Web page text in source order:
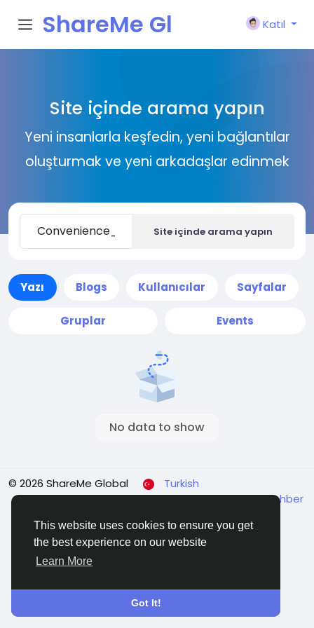
This website uses cookies to ensure you get
the best experience on our website
Learn More
Got It!
ShareMe Gl
Katıl
Site içinde arama yapın
Yeni insanlarla keşfedin, yeni bağlantılar
oluşturmak ve yeni arkadaşlar edinmek
Site içinde arama yapın
Yazı Blogs Kullanıcılar Sayfalar
Gruplar Events
No data to show
© 2026 ShareMe Global
Turkish
Koşullar Gizlilik Contact Us Support Center Rehber